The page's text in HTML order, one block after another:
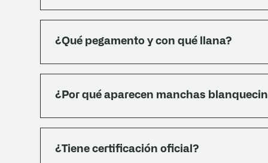
¿Qué pegamento y con qué llana?
Rendimientos: llana 10 doble encolado 6,5 kg/
¿Por qué aparecen manchas
semana durante 2 meses con jabón blanco
¿Tiene certificación oficial?